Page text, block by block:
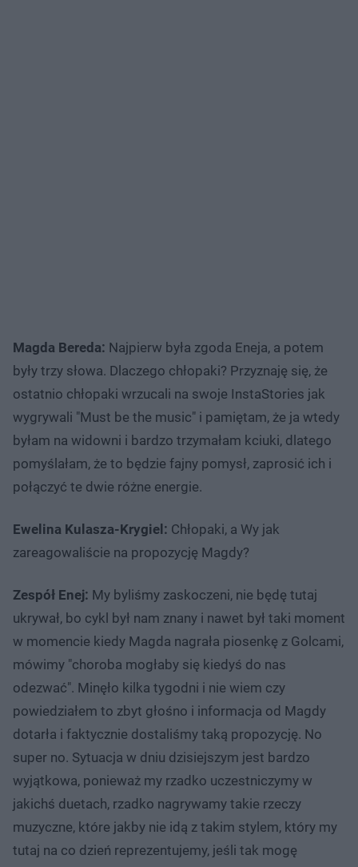
Magda Bereda: Najpierw była zgoda Eneja, a potem
były trzy słowa. Dlaczego chłopaki? Przyznaję się, że
ostatnio chłopaki wrzucali na swoje InstaStories jak
wygrywali "Must be the music" i pamiętam, że ja wtedy
byłam na widowni i bardzo trzymałam kciuki, dlatego
pomyślałam, że to będzie fajny pomysł, zaprosić ich i
połączyć te dwie różne energie.
Ewelina Kulasza-Krygiel: Chłopaki, a Wy jak
zareagowaliście na propozycję Magdy?
Zespół Enej: My byliśmy zaskoczeni, nie będę tutaj
ukrywał, bo cykl był nam znany i nawet był taki moment
w momencie kiedy Magda nagrała piosenkę z Golcami,
mówimy "choroba mogłaby się kiedyś do nas
odezwać". Minęło kilka tygodni i nie wiem czy
powiedziałem to zbyt głośno i informacja od Magdy
dotarła i faktycznie dostaliśmy taką propozycję. No
super no. Sytuacja w dniu dzisiejszym jest bardzo
wyjątkowa, ponieważ my rzadko uczestniczymy w
jakichś duetach, rzadko nagrywamy takie rzeczy
muzyczne, które jakby nie idą z takim stylem, który my
tutaj na co dzień reprezentujemy, jeśli tak mogę